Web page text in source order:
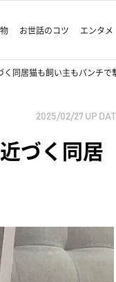
お世話のコツ エンタメ
同居猫も飼い主もパンチで
2025/02/27 UP
づく同居